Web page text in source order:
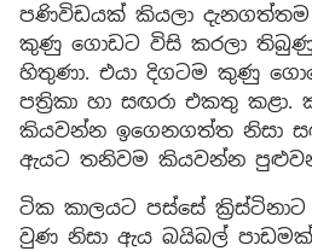
පණිවිඩයක් කියලා
කුණු ගොඩට විසි කරලා
හිතුණා. එයා දිගටම කුණු
පත්‍රිකා හා සඟරා එකතු කළා.
කියවන්න ඉගෙනගත්ත නිසා
ඇයට තනිවම කියවන්න
ටික කාලයට පස්සේ
වුණ නිසා ඇය බයිබල්